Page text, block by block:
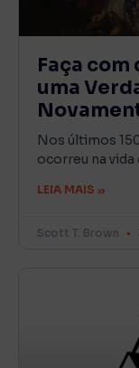
Faça com
uma
Nos últimos
ocorreu na vida
LEIA MAIS »
Scott T. Brown